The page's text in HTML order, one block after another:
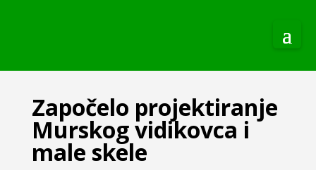
Započelo projektiranje
Murskog vidikovca i
male skele